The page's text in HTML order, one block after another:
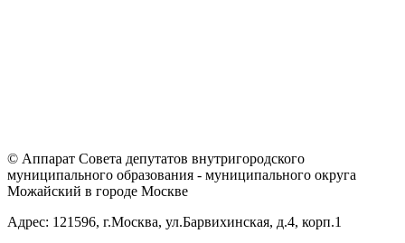
© Аппарат Совета депутатов внутригородского
муниципального образования - муниципального округа
Можайский в городе Москве
Адрес: 121596, г.Москва, ул.Барвихинская, д.4, корп.1